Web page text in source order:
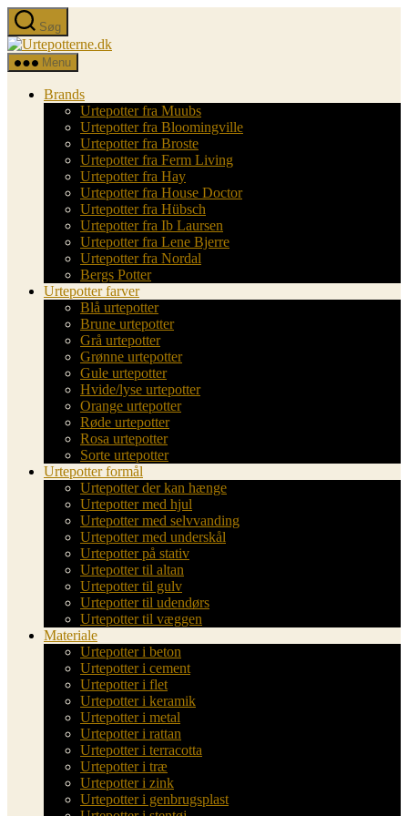
Spring
til
indholdet
Søg
Urtepotterne.dk
Menu
Brands
Urtepotter fra Muubs
Urtepotter fra Bloomingville
Urtepotter fra Broste
Urtepotter fra Ferm Living
Urtepotter fra Hay
Urtepotter fra House Doctor
Urtepotter fra Hübsch
Urtepotter fra Ib Laursen
Urtepotter fra Lene Bjerre
Urtepotter fra Nordal
Bergs Potter
Urtepotter farver
Blå urtepotter
Brune urtepotter
Grå urtepotter
Grønne urtepotter
Gule urtepotter
Hvide/lyse urtepotter
Orange urtepotter
Røde urtepotter
Rosa urtepotter
Sorte urtepotter
Urtepotter formål
Urtepotter der kan hænge
Urtepotter med hjul
Urtepotter med selvvanding
Urtepotter med underskål
Urtepotter på stativ
Urtepotter til altan
Urtepotter til gulv
Urtepotter til udendørs
Urtepotter til væggen
Materiale
Urtepotter i beton
Urtepotter i cement
Urtepotter i flet
Urtepotter i keramik
Urtepotter i metal
Urtepotter i rattan
Urtepotter i terracotta
Urtepotter i træ
Urtepotter i zink
Urtepotter i genbrugsplast